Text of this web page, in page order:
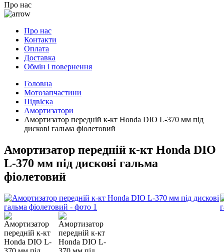
Про нас
Про нас
Контакти
Оплата
Доставка
Обмін і повернення
Головна
Мотозапчастини
Підвіска
Амортизатори
Амортизатор передній к-кт Honda DIO L-370 мм під
дискові гальма фіолетовий
Амортизатор передній к-кт Honda DIO
L-370 мм під дискові гальма
фіолетовий